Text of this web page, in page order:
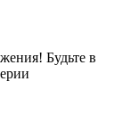
Будьте в